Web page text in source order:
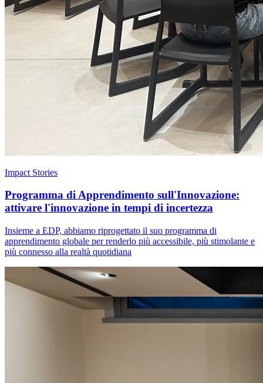
Impact Stories
Programma di Apprendimento sull'Innovazione:
attivare l'innovazione in tempi di incertezza
Insieme a EDP, abbiamo riprogettato il suo programma di
apprendimento globale per renderlo più accessibile, più stimolante e
più connesso alla realtà quotidiana